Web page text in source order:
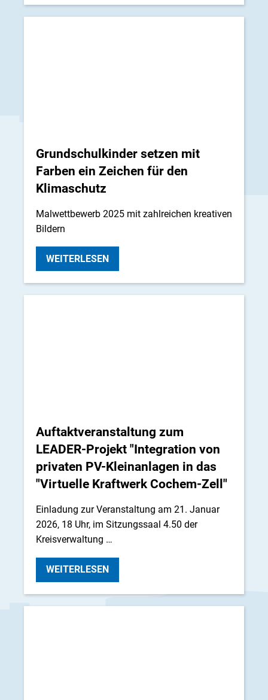
Grundschulkinder setzen mit
Farben ein Zeichen für den
Klimaschutz
Malwettbewerb 2025 mit zahlreichen kreativen
Bildern
WEITERLESEN
Auftaktveranstaltung zum
LEADER-Projekt "Integration von
privaten PV-Kleinanlagen in das
"Virtuelle Kraftwerk Cochem-Zell"
Einladung zur Veranstaltung am 21. Januar
2026, 18 Uhr, im Sitzungssaal 4.50 der
Kreisverwaltung …
WEITERLESEN